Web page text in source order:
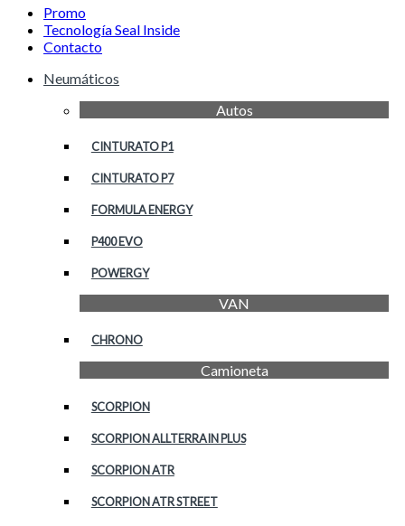
Promo
Tecnología Seal Inside
Contacto
Neumáticos
Autos
CINTURATO P1
CINTURATO P7
FORMULA ENERGY
P400 EVO
POWERGY
VAN
CHRONO
Camioneta
SCORPION
SCORPION ALLTERRAIN PLUS
SCORPION ATR
SCORPION ATR STREET